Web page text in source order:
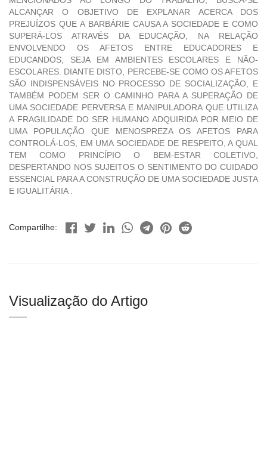
ALCANÇAR O OBJETIVO DE EXPLANAR ACERCA DOS
PREJUÍZOS QUE A BARBÁRIE CAUSA A SOCIEDADE E COMO
SUPERÁ-LOS ATRAVÉS DA EDUCAÇÃO, NA RELAÇÃO
ENVOLVENDO OS AFETOS ENTRE EDUCADORES E
EDUCANDOS, SEJA EM AMBIENTES ESCOLARES E NÃO-
ESCOLARES. DIANTE DISTO, PERCEBE-SE COMO OS AFETOS
SÃO INDISPENSÁVEIS NO PROCESSO DE SOCIALIZAÇÃO, E
TAMBÉM PODEM SER O CAMINHO PARA A SUPERAÇÃO DE
UMA SOCIEDADE PERVERSA E MANIPULADORA QUE UTILIZA
A FRAGILIDADE DO SER HUMANO ADQUIRIDA POR MEIO DE
UMA POPULAÇÃO QUE MENOSPREZA OS AFETOS PARA
CONTROLÁ-LOS, EM UMA SOCIEDADE DE RESPEITO, A QUAL
TEM COMO PRINCÍPIO O BEM-ESTAR COLETIVO,
DESPERTANDO NOS SUJEITOS O SENTIMENTO DO CUIDADO
ESSENCIAL PARA A CONSTRUÇÃO DE UMA SOCIEDADE JUSTA
E IGUALITÁRIA .
Compartilhe:
Visualização do Artigo